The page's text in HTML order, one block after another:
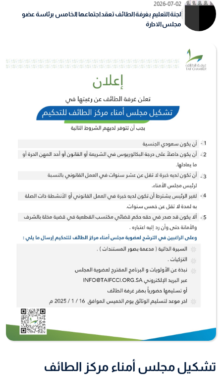
2026-07-02
لجنة التعليم بغرفة الطائف تعقد اجتماعها الخامس برئاسة عضو
مجلس الادارة
تشكيل مجلس أمناء مركز الطائف